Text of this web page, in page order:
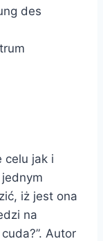
des
celu jak i
iż jest ona
na
Autor